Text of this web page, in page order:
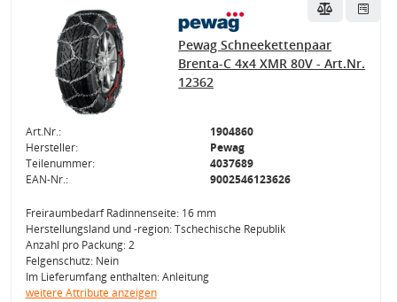
Pewag Schneekettenpaar
Brenta-C 4x4 XMR 80V - Art.Nr.
12362
Art.Nr.:
1904860
Hersteller:
Pewag
Teilenummer:
4037689
EAN-Nr.:
9002546123626
Freiraumbedarf Radinnenseite: 16 mm
Herstellungsland und -region: Tschechische Republik
Anzahl pro Packung: 2
Felgenschutz: Nein
Im Lieferumfang enthalten: Anleitung
weitere Attribute anzeigen